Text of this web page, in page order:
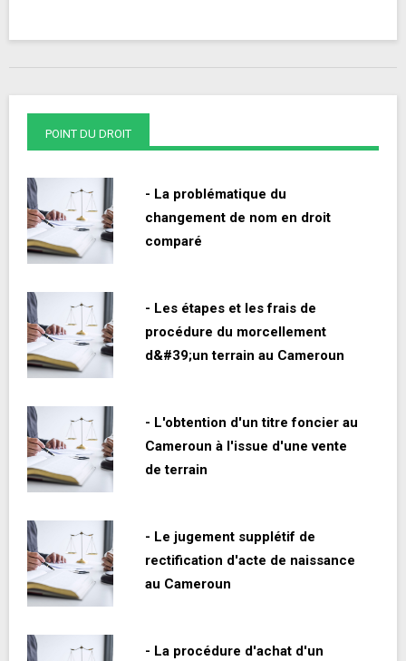
POINT DU DROIT
- La problématique du
changement de nom en droit
comparé
- Les étapes et les frais de
procédure du morcellement
d&#39;un terrain au Cameroun
- L'obtention d'un titre foncier au
Cameroun à l'issue d'une vente
de terrain
- Le jugement supplétif de
rectification d'acte de naissance
au Cameroun
- La procédure d'achat d'un